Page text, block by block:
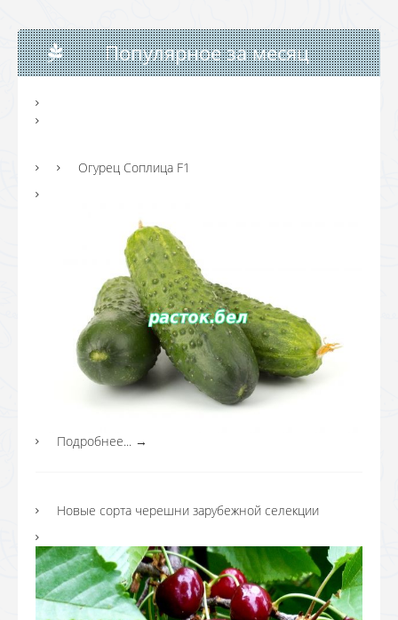
Популярное за месяц
Огурец Соплица F1
Подробнее... →
Новые сорта черешни зарубежной селекции